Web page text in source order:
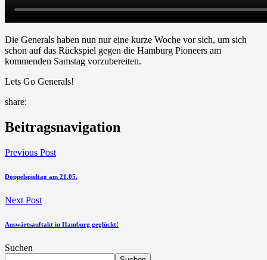
Die Generals haben nun nur eine kurze Woche vor sich, um sich
schon auf das Rückspiel gegen die Hamburg Pioneers am
kommenden Samstag vorzubereiten.
Lets Go Generals!
share:
Beitragsnavigation
Previous Post
Doppelspieltag am 21.05.
Next Post
Auswärtsauftakt in Hamburg geglückt!
Suchen